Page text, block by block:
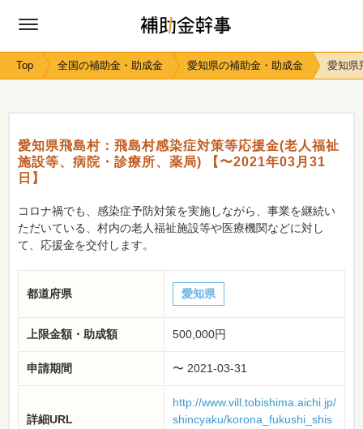
Top 全国の補助金・助成金 愛知県の補助金・助成金 愛知県
愛知県飛島村：飛島村感染症対策等応援金(老人福祉
施設等、病院・診療所、薬局) 【〜2021年03月31
日】
コロナ禍でも、感染症予防対策を実施しながら、事業を継続い
ただいている、村内の老人福祉施設等や医療機関などに対し
て、応援金を交付します。
都道府県 愛知県
上限金額・助成額 500,000円
申請期間 〜 2021-03-31
詳細URL
http://www.vill.tobishima.aichi.jp/
shincyaku/korona_fukushi_shis